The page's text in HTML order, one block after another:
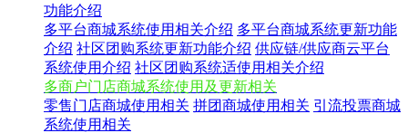
功能介绍
多平台商城系统使用相关介绍 多平台商城系统更新功能
介绍 社区团购系统更新功能介绍 供应链/供应商云平台
系统使用介绍 社区团购系统适使用相关介绍
多商户门店商城系统使用及更新相关
零售门店商城使用相关 拼团商城使用相关 引流投票商城
系统使用相关